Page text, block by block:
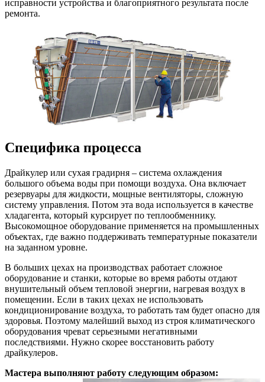
исправности устройства и благоприятного результата после
ремонта.
Специфика процесса
Драйкулер или сухая градирня – система охлаждения
большого объема воды при помощи воздуха. Она включает
резервуары для жидкости, мощные вентиляторы, сложную
систему управления. Потом эта вода используется в качестве
хладагента, который курсирует по теплообменнику.
Высокомощное оборудование применяется на промышленных
объектах, где важно поддерживать температурные показатели
на заданном уровне.
В больших цехах на производствах работает сложное
оборудование и станки, которые во время работы отдают
внушительный объем тепловой энергии, нагревая воздух в
помещении. Если в таких цехах не использовать
кондиционирование воздуха, то работать там будет опасно для
здоровья. Поэтому малейший выход из строя климатического
оборудования чреват серьезными негативными
последствиями. Нужно скорее восстановить работу
драйкулеров.
Мастера выполняют работу следующим образом: